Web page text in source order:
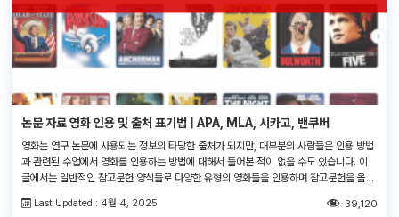
논문 자료 영화 인용 및 출처 표기법 | APA, MLA, 시카고, 밴쿠버
영화는 연구 논문에 사용되는 정보의 타당한 출처가 되지만, 대부분의 사람들은 인용 방법
과 관련된 수업에서 영화를 인용하는 방법에 대해서 들어본 적이 없을 수도 있습니다. 이
글에서는 일반적인 참고문헌 양식들로 다양한 유형의 영화들을 인용하며 참고문헌을 올바
독, 그 외 관계자자와 제작사 및 배급사가 반드시 포함되어야 합니다. 이러한 […]
Last Updated : 4월 4, 2025 39,120